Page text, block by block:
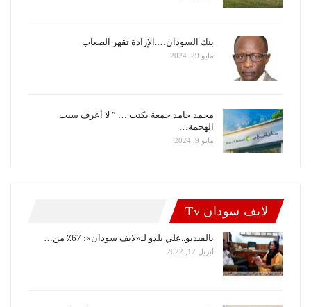
بنك السودان….الإرادة تقهر الصعاب
مايو 29, 2024
محمد حامد جمعة يكتب … ” لا أعرف سبب
الهجمة…
مايو 9, 2024
لايف سودان Tv
بالفيديو..علي بلدو لـ«لايف سودان»: 67٪ من…
أبريل 12, 2022